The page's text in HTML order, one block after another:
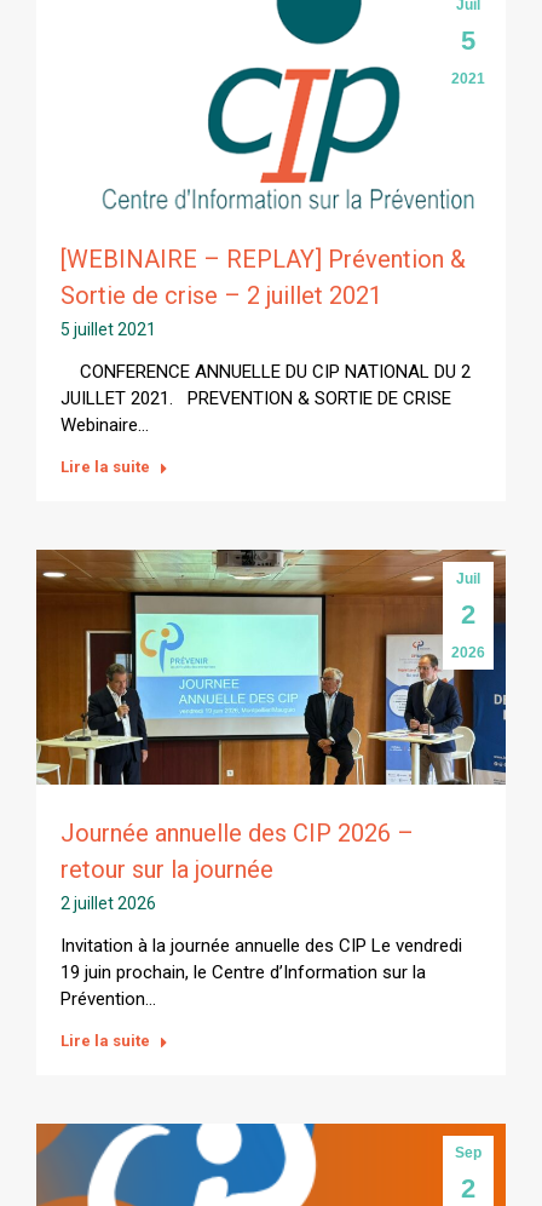
Juil
5
2021
[WEBINAIRE – REPLAY] Prévention &
Sortie de crise – 2 juillet 2021
5 juillet 2021
CONFERENCE ANNUELLE DU CIP NATIONAL DU 2
JUILLET 2021. PREVENTION & SORTIE DE CRISE
Webinaire…
Lire la suite
Juil
2
2026
Journée annuelle des CIP 2026 –
retour sur la journée
2 juillet 2026
Invitation à la journée annuelle des CIP Le vendredi
19 juin prochain, le Centre d’Information sur la
Prévention…
Lire la suite
Sep
2